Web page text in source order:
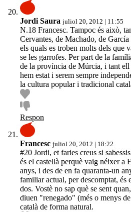
Jordi Saura juliol 20, 2012 | 11:55
N.18 Francesc. Tampoc és això,
Cervantes, de Machado, de
els quals es troben molts dels que
se les garrofes. Per part de la
de la província de Múrcia, i tant
hem estat i serem sempre
la cultura popular i tradicional
Respon
Francesc juliol 20, 2012 | 18:22
#20 Jordi, et faries creus si
és el castellà perquè vaig néixer a
anys, i des de en fa quaranta-un
familiar actual, per descomptat, és
dos. Vostè no sap què se sent
diuen "renegado" (més o menys
català de forma natural.